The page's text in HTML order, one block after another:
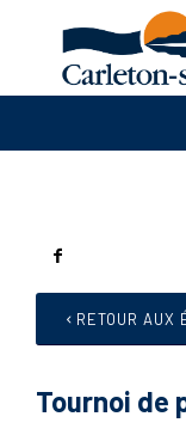
RETOUR AUX
Tournoi de